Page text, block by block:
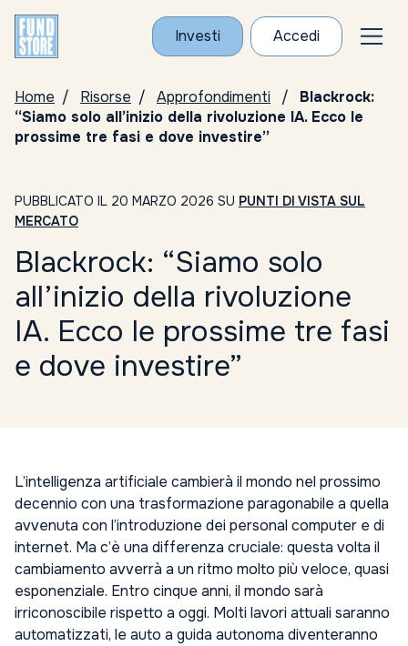
Investi Accedi
Home Risorse Approfondimenti
Blackrock:
“Siamo solo all’inizio della rivoluzione IA. Ecco le
prossime tre fasi e dove investire”
PUBBLICATO IL 20 MARZO 2026 SU PUNTI DI VISTA SUL
MERCATO
Blackrock: “Siamo solo
all’inizio della rivoluzione
IA. Ecco le prossime tre fasi
e dove investire”
L’intelligenza artificiale cambierà il mondo nel prossimo
decennio con una trasformazione paragonabile a quella
avvenuta con l’introduzione dei personal computer e di
internet. Ma c’è una differenza cruciale: questa volta il
cambiamento avverrà a un ritmo molto più veloce, quasi
esponenziale. Entro cinque anni, il mondo sarà
irriconoscibile rispetto a oggi. Molti lavori attuali saranno
automatizzati, le auto a guida autonoma diventeranno